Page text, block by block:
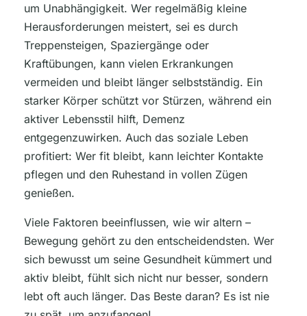
um Unabhängigkeit. Wer regelmäßig kleine
Herausforderungen meistert, sei es durch
Treppensteigen, Spaziergänge oder
Kraftübungen, kann vielen Erkrankungen
vermeiden und bleibt länger selbstständig. Ein
starker Körper schützt vor Stürzen, während ein
aktiver Lebensstil hilft, Demenz
entgegenzuwirken. Auch das soziale Leben
profitiert: Wer fit bleibt, kann leichter Kontakte
pflegen und den Ruhestand in vollen Zügen
genießen.
Viele Faktoren beeinflussen, wie wir altern –
Bewegung gehört zu den entscheidendsten. Wer
sich bewusst um seine Gesundheit kümmert und
aktiv bleibt, fühlt sich nicht nur besser, sondern
lebt oft auch länger. Das Beste daran? Es ist nie